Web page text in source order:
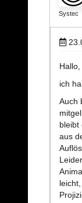
Systec
Hallo,
ich
Auch
bleibt
aus